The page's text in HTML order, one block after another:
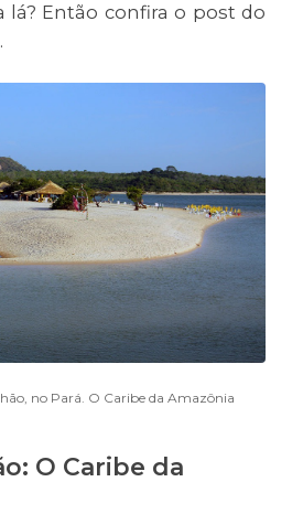
lá? Então confira o post do
.
no Pará. O Caribe da Amazônia
O Caribe da